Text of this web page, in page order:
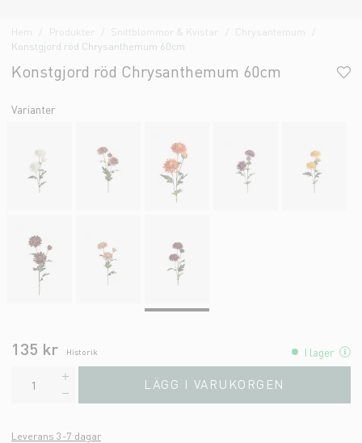
Hem Produkter Snittblommor & Kvistar
Chrysantemum
Konstgjord röd Chrysanthemum 60cm
Konstgjord röd Chrysanthemum 60cm
Varianter
135 kr Historik I lager
LÄGG I VARUKORGEN
Leverans 3-7 dagar